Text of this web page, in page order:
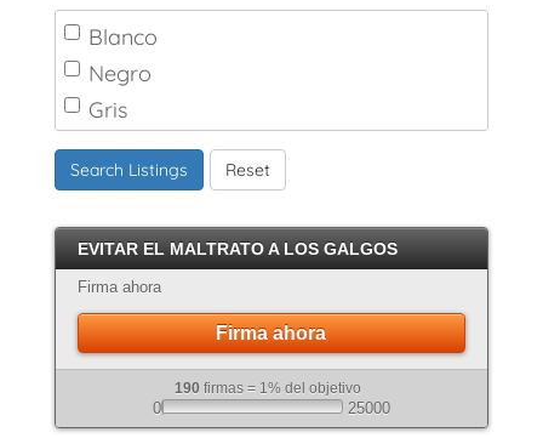
Blanco
Negro
Gris
Marrón
Canela
Crema
Atigrado
Search Listings Reset
EVITAR EL MALTRATO A LOS GALGOS
Firma ahora
Firma ahora
190 firmas = 1% del objetivo
0 25000